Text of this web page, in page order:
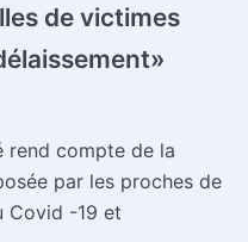
de victimes
rend compte de la
par les proches de
Covid -19 et